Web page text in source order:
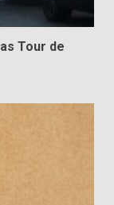
Tour de